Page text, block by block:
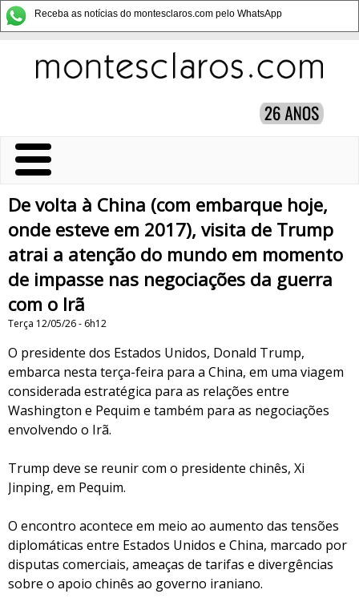
Receba as notícias do montesclaros.com pelo WhatsApp
De volta à China (com embarque hoje,
onde esteve em 2017), visita de Trump
atrai a atenção do mundo em momento
de impasse nas negociações da guerra
com o Irã
Terça 12/05/26 - 6h12
O presidente dos Estados Unidos, Donald Trump,
embarca nesta terça-feira para a China, em uma viagem
considerada estratégica para as relações entre
Washington e Pequim e também para as negociações
envolvendo o Irã.
Trump deve se reunir com o presidente chinês, Xi
Jinping, em Pequim.
O encontro acontece em meio ao aumento das tensões
diplomáticas entre Estados Unidos e China, marcado por
disputas comerciais, ameaças de tarifas e divergências
sobre o apoio chinês ao governo iraniano.